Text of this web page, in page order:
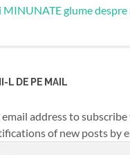
L DE PE MAIL
address to
of new posts by